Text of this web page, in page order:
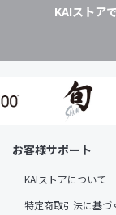
KAIストアで
お客様サポート
KAIストアについて
特定商取引法に基づ